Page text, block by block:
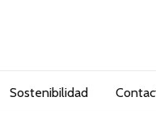
Sostenibilidad